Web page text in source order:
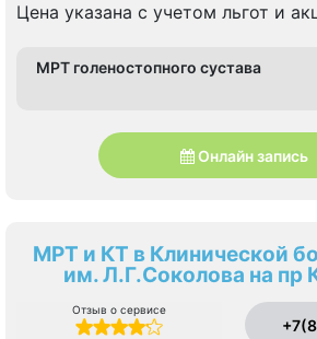
Цена указана с учетом льгот и
МРТ голеностопного сустава
Онлайн запись
МРТ и КТ в Клинической
им. Л.Г.Соколова на пр
Отзыв о сервисе